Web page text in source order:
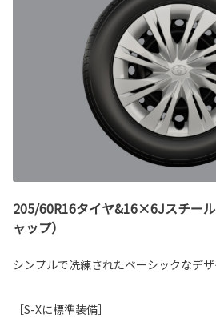
205/60R16タイヤ&16×6Jスチー
ャップ）
シンプルで洗練されたベーシックなデザ
［S-Xに標準装備］